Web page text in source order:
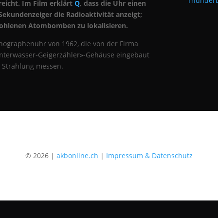
Im Film erklärtQ, dass die Uhr einen
die Radioaktivität anzeigt;
Atombomben zu lokalisieren.
von 1962, die von der Firma
Gehäuse eingebaut
messen.
© 2026 | akbonline.ch | Impressum & Datenschutz